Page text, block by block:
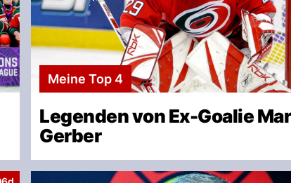
Meine Top 4
Legenden von Ex-Goalie
Gerber
Artikel veröffentlicht: